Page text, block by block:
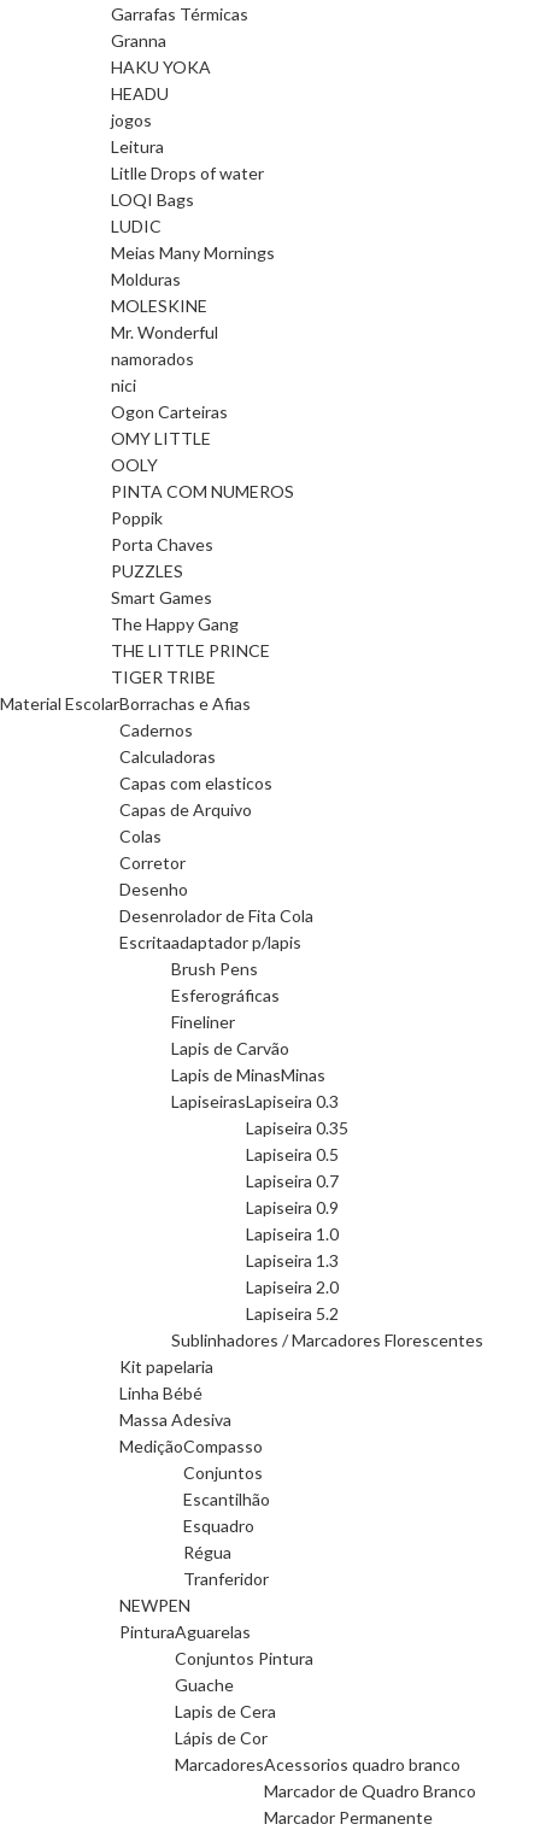
Garrafas Térmicas
Granna
HAKU YOKA
HEADU
jogos
Leitura
Litlle Drops of water
LOQI Bags
LUDIC
Meias Many Mornings
Molduras
MOLESKINE
Mr. Wonderful
namorados
nici
Ogon Carteiras
OMY LITTLE
OOLY
PINTA COM NUMEROS
Poppik
Porta Chaves
PUZZLES
Smart Games
The Happy Gang
THE LITTLE PRINCE
TIGER TRIBE
Material EscolarBorrachas e Afias
Cadernos
Calculadoras
Capas com elasticos
Capas de Arquivo
Colas
Corretor
Desenho
Desenrolador de Fita Cola
Escritaadaptador p/lapis
Brush Pens
Esferográficas
Fineliner
Lapis de Carvão
Lapis de MinasMinas
LapiseirasLapiseira 0.3
Lapiseira 0.35
Lapiseira 0.5
Lapiseira 0.7
Lapiseira 0.9
Lapiseira 1.0
Lapiseira 1.3
Lapiseira 2.0
Lapiseira 5.2
Sublinhadores / Marcadores Florescentes
Kit papelaria
Linha Bébé
Massa Adesiva
MediçãoCompasso
Conjuntos
Escantilhão
Esquadro
Régua
Tranferidor
NEWPEN
PinturaAguarelas
Conjuntos Pintura
Guache
Lapis de Cera
Lápis de Cor
MarcadoresAcessorios quadro branco
Marcador de Quadro Branco
Marcador Permanente